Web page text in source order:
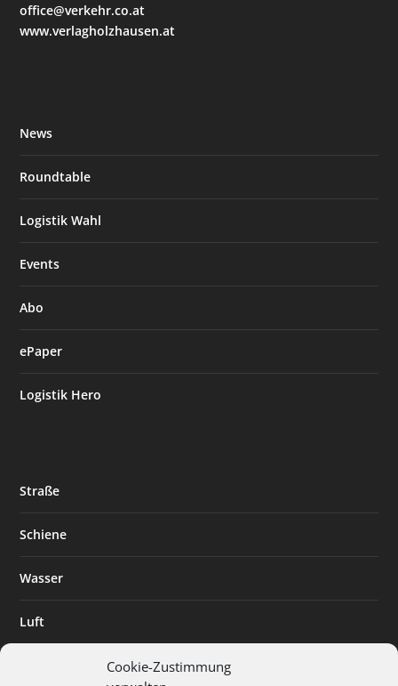
Cookie-Zustimmung
office@verkehr.co.at
www.verlagholzhausen.at
News
Roundtable
Logistik Wahl
Events
Abo
ePaper
Logistik Hero
Straße
Schiene
Wasser
Luft